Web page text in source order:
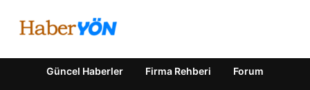
Güncel Haberler Firma Rehberi Forum